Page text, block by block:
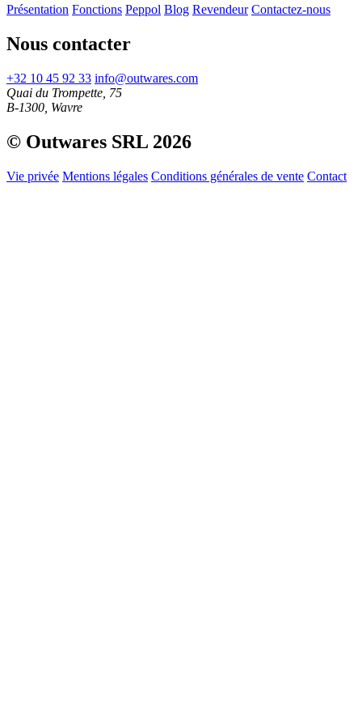
Présentation Fonctions Peppol Blog Revendeur Contactez-nous
Nous contacter
+32 10 45 92 33 info@outwares.com
Quai du Trompette, 75
B-1300, Wavre
© Outwares SRL 2026
Vie privée Mentions légales Conditions générales de vente Contact